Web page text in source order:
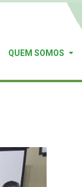
QUEM SOMOS